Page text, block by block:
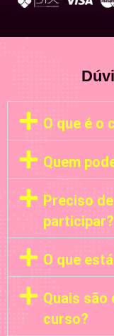
O que é o
Quem
Preciso
participar?
O que
Quais
curso?